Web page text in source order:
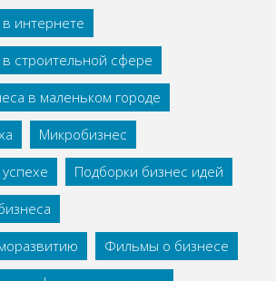
интернете
строительной сфере
в маленьком городе
Микробизнес
Подборки бизнес идей
Фильмы о бизнесе